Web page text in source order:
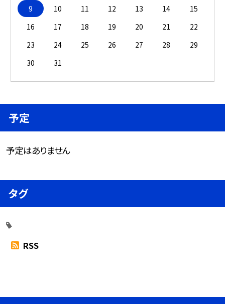
9
10 11 12 13 14
15
16
17 18 19 20 21
22
23
24 25 26 27 28
29
30
31
予定
予定はありません
タグ
RSS